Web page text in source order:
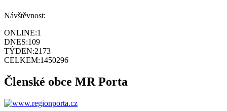
Návštěvnost:
ONLINE:1
DNES:109
TÝDEN:2173
CELKEM:1450296
Členské obce MR Porta